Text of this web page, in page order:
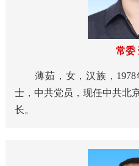
常委
薄茹，女，汉族，1978
士，中共党员，现任中共北
长。